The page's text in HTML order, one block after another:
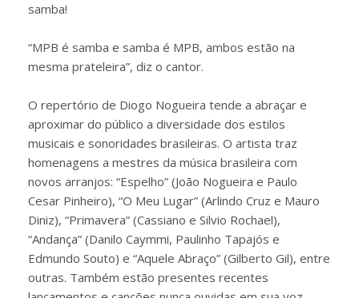
samba!
“MPB é samba e samba é MPB, ambos estão na
mesma prateleira”, diz o cantor.
O repertório de Diogo Nogueira tende a abraçar e
aproximar do público a diversidade dos estilos
musicais e sonoridades brasileiras. O artista traz
homenagens a mestres da música brasileira com
novos arranjos: “Espelho” (João Nogueira e Paulo
Cesar Pinheiro), “O Meu Lugar” (Arlindo Cruz e Mauro
Diniz), “Primavera” (Cassiano e Silvio Rochael),
“Andança” (Danilo Caymmi, Paulinho Tapajós e
Edmundo Souto) e “Aquele Abraço” (Gilberto Gil), entre
outras. Também estão presentes recentes